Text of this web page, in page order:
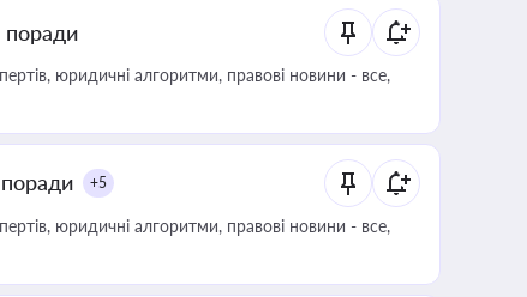
поради
юридичні алгоритми, правові новини - все,
+5
юридичні алгоритми, правові новини - все,